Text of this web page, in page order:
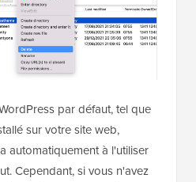
par défaut, tel que
sur votre site web,
automatiquement à l'utiliser
Cependant, si vous n'avez